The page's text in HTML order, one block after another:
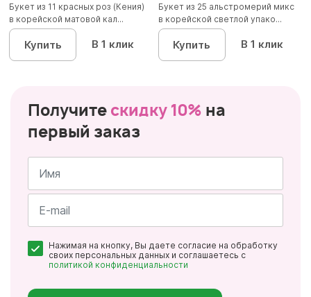
Букет из 11 красных роз (Кения)
в корейской матовой кал...
Купить В 1 клик
Букет из 25 альстромерий микс
в корейской светлой упако...
Купить В 1 клик
Получите скидку 10% на
первый заказ
Имя
*
Нажимая на кнопку, Вы даете согласие на обработку
своих персональных данных и соглашаетесь с
политикой конфиденциальности